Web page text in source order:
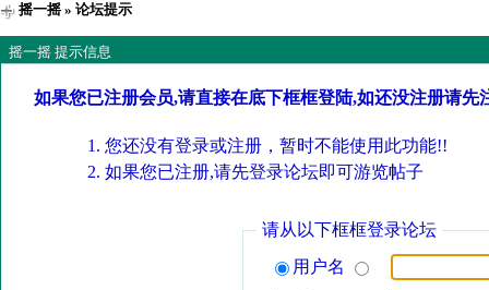
摇一摇» 论坛提示
摇一摇 提示信息
如果您已注册会员,请直接在底下框框登陆,如还没注册请先
您还没有登录或注册，暂时不能使用此功能!!
如果您已注册,请先登录论坛即可游览帖子
请从以下框框登录论坛
用户名